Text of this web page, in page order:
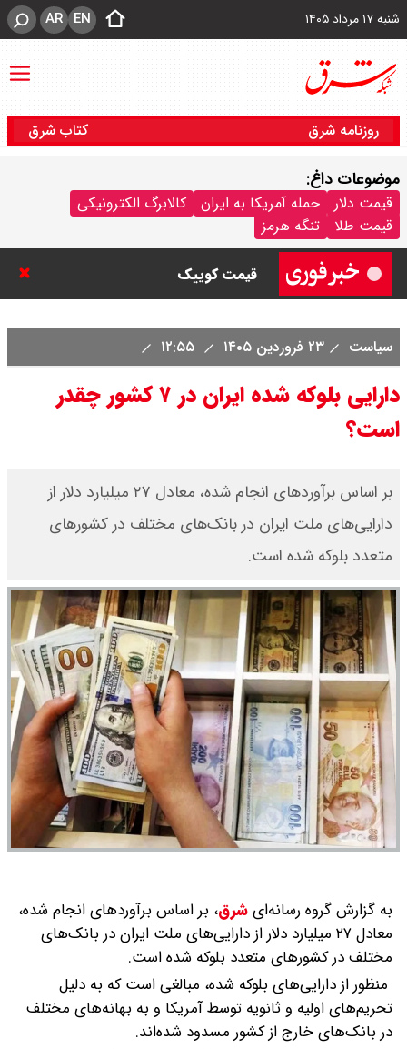
شنبه ۱۷ مرداد ۱۴۰۵ EN
AR
روزنامه شرق کتاب شرق
موضوعات داغ:
قیمت دلار حمله آمریکا به ایران
کالابرگ الکترونیکی
قیمت طلا
تنگه هرمز
قیمت خودرو امروز شنبه ۱۷ مرداد
قیمت کوییک
مرداد ۱۴۰۵ / قیمت اطلس چند؟ +
جدول
شنبه ۱۷ مرداد ۱۴۰۵ / قیمت دنا چند ؟
+ جدول
آغاز شد / خرید کوییک با پیش
پرداخت ۵۰۰ میلیون تومان + لینک
شاخص بورس امروز شنبه ۱۷ مرداد
۱۴۰۵ / شاخص افزایشی شد + تحلیل
سیاست ۲۳ فروردین ۱۴۰۵
دارایی بلوکه شده ایران در ۷ کشور چقدر
است؟
بر اساس برآوردهای انجام شده، معادل ۲۷ میلیارد دلار از
دارایی‌های ملت ایران در بانک‌های مختلف در کشورهای
متعدد بلوکه شده است.
به گزارش گروه رسانه‌ایشرق، بر اساس برآوردهای انجام شده،
معادل ۲۷ میلیارد دلار از دارایی‌های ملت ایران در بانک‌های
مختلف در کشورهای متعدد بلوکه شده است.
منظور از دارایی‌های بلوکه شده، مبالغی است که به دلیل
تحریم‌های اولیه و ثانویه توسط آمریکا و به بهانه‌های مختلف
در بانک‌های خارج از کشور مسدود شده‌اند.